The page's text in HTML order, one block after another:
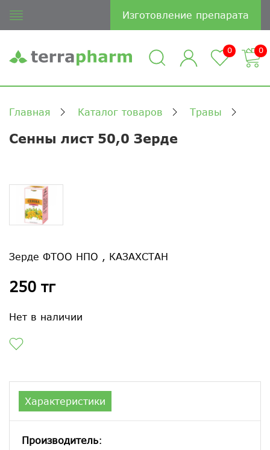
Изготовление препарата
0 0
Главная Каталог товаров Травы
Сенны лист 50,0 Зерде
Зерде ФТОО НПО , КАЗАХСТАН
250 тг
Нет в наличии
Характеристики
Производитель: